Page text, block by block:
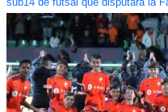
sub14 de futsal que disputará la